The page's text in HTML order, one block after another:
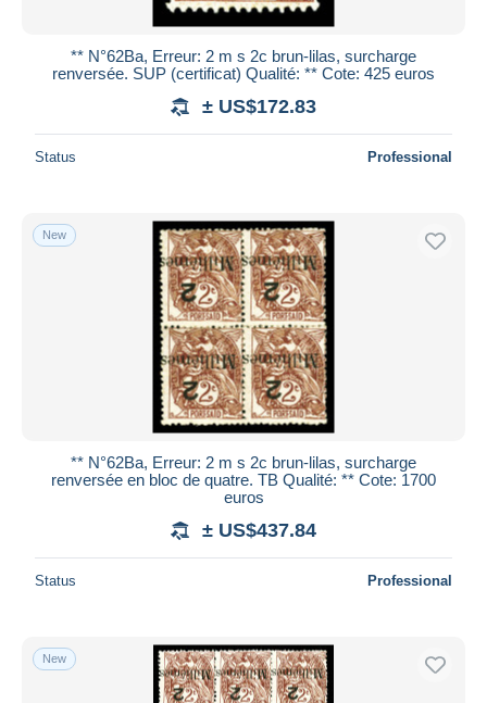
** N°62Ba, Erreur: 2 m s 2c brun-lilas, surcharge
renversée. SUP (certificat) Qualité: ** Cote: 425 euros
± US$172.83
Status Professional
New
** N°62Ba, Erreur: 2 m s 2c brun-lilas, surcharge
renversée en bloc de quatre. TB Qualité: ** Cote: 1700
euros
± US$437.84
Status Professional
New